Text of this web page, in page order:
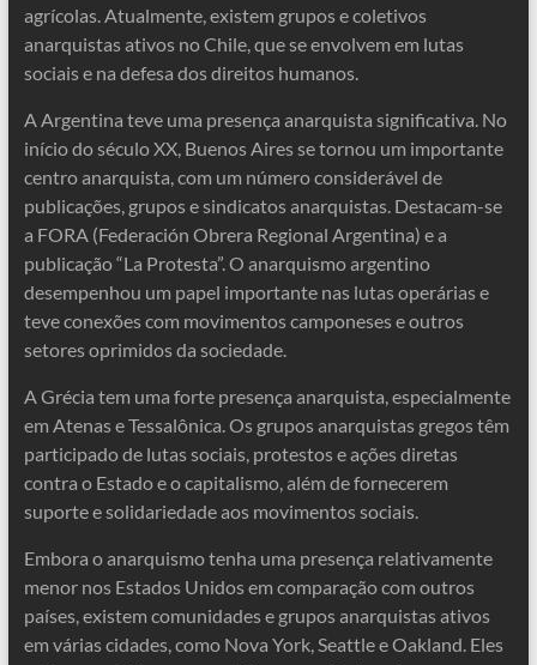
agrícolas. Atualmente, existem grupos e coletivos
anarquistas ativos no Chile, que se envolvem em lutas
sociais e na defesa dos direitos humanos.
A Argentina teve uma presença anarquista significativa. No
início do século XX, Buenos Aires se tornou um importante
centro anarquista, com um número considerável de
publicações, grupos e sindicatos anarquistas. Destacam-se
a FORA (Federación Obrera Regional Argentina) e a
publicação “La Protesta”. O anarquismo argentino
desempenhou um papel importante nas lutas operárias e
teve conexões com movimentos camponeses e outros
setores oprimidos da sociedade.
A Grécia tem uma forte presença anarquista, especialmente
em Atenas e Tessalônica. Os grupos anarquistas gregos têm
participado de lutas sociais, protestos e ações diretas
contra o Estado e o capitalismo, além de fornecerem
suporte e solidariedade aos movimentos sociais.
Embora o anarquismo tenha uma presença relativamente
menor nos Estados Unidos em comparação com outros
países, existem comunidades e grupos anarquistas ativos
em várias cidades, como Nova York, Seattle e Oakland. Eles